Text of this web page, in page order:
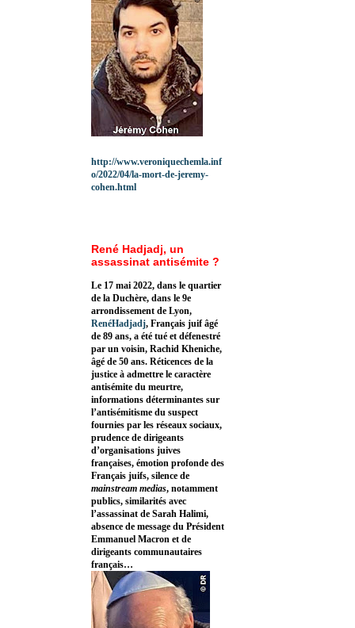
http://www.veroniquechemla.inf
o/2022/04/la-mort-de-jeremy-
cohen.html
René Hadjadj, un
assassinat antisémite ?
Le 17 mai 2022, dans le quartier
de la Duchère, dans le 9e
arrondissement de Lyon,
RenéHadjadj, Français juif âgé
de 89 ans, a été tué et défenestré
par un voisin, Rachid Kheniche,
âgé de 50 ans. Réticences de la
justice à admettre le caractère
antisémite du meurtre,
informations déterminantes sur
l’antisémitisme du suspect
fournies par les réseaux sociaux,
prudence de dirigeants
d’organisations juives
françaises, émotion profonde des
Français juifs, silence de
mainstream medias, notamment
publics, similarités avec
l’assassinat de Sarah Halimi,
absence de message du Président
Emmanuel Macron et de
dirigeants communautaires
français…